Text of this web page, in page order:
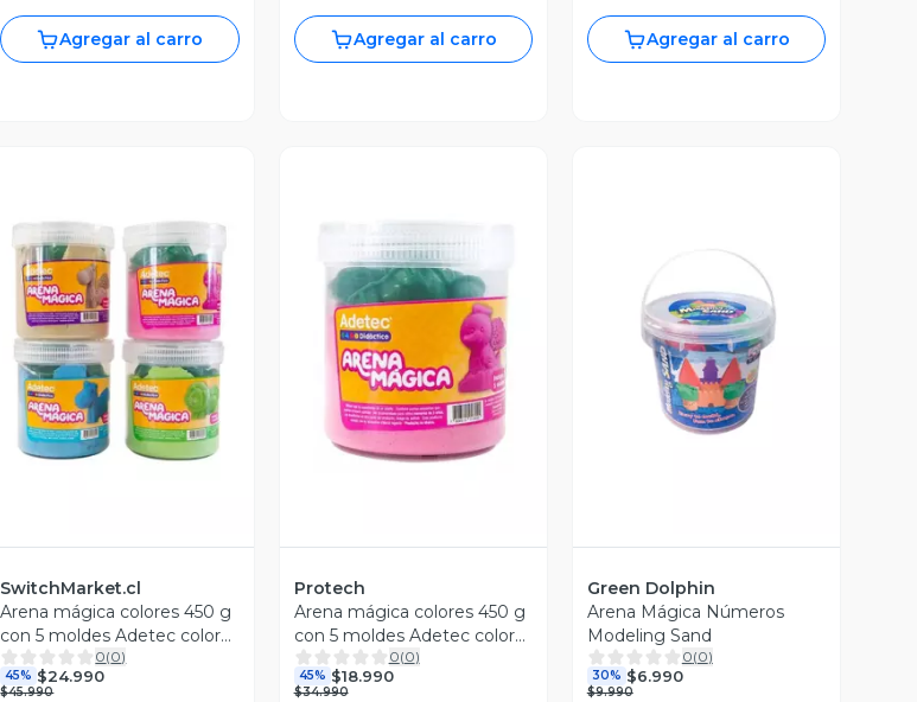
Agregar al carro Agregar al carro Agregar al carro
Vista Previa
SwitchMarket.cl
Arena mágica colores 450 g
con 5 moldes Adetec color
rosado
0(0)
45% $24.990
$45.990
Vista Previa
Protech
Arena mágica colores 450 g
con 5 moldes Adetec color
beige
0(0)
45% $18.990
$34.990
Vista Previa
Green Dolphin
Arena Mágica Números
Modeling Sand
0(0)
30% $6.990
$9.990